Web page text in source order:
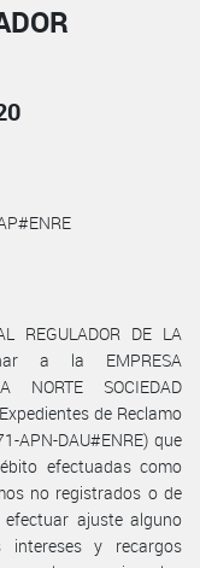
REGULADOR DE LA
a la EMPRESA
NORTE SOCIEDAD
de Reclamo
APN-DAU#ENRE) que
efectuadas como
no registrados o de
efectuar ajuste alguno
y recargos